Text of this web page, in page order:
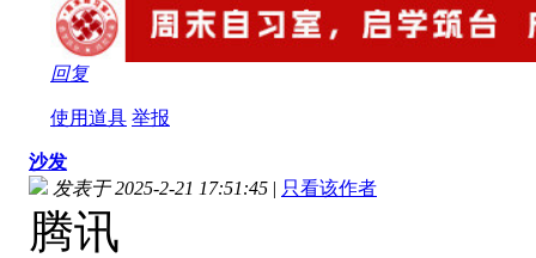
回复
使用道具 举报
沙发
发表于 2025-2-21 17:51:45 | 只看该作者
腾讯